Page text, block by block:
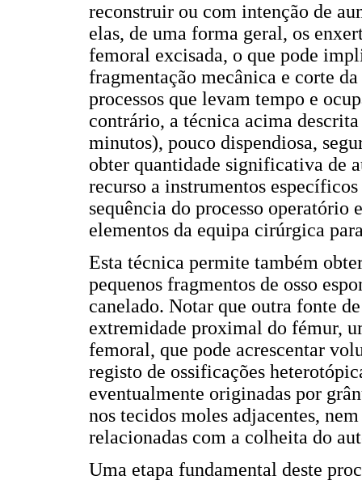
reconstruir ou com intenção de
elas, de uma forma geral, os
femoral excisada, o que pode
fragmentação mecânica e corte
processos que levam tempo e
contrário, a técnica acima
minutos), pouco dispendiosa,
obter quantidade significativa de
recurso a instrumentos
sequência do processo operatório
elementos da equipa cirúrgica
Esta técnica permite também
pequenos fragmentos de osso
canelado. Notar que outra fonte
extremidade proximal do fémur,
femoral, que pode acrescentar
registo de ossificações
eventualmente originadas por
nos tecidos moles adjacentes,
relacionadas com a colheita do
Uma etapa fundamental deste